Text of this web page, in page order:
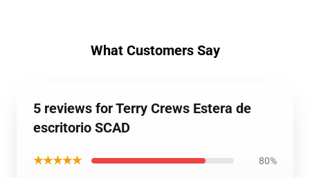
What Customers Say
5 reviews for Terry Crews Estera de
escritorio SCAD
★★★★★ 80%